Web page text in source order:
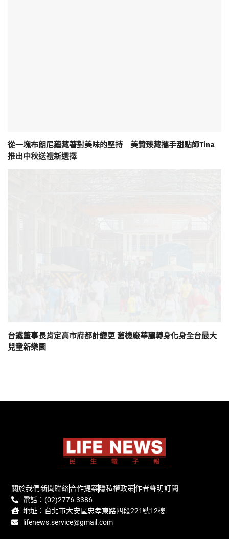
從一塊布朗尼蘊藏著對美味的堅持 美贊臻藏攜手甜點師Tina
推出中秋送禮新選擇
台鐵董事長肯定高市府都計變更 舊機廠華麗轉身化身全台最大
兒童新樂園
關於我們新聞聯絡合作提案隱私權政策作者聲明訂閱
電話：(02)2776-3386
地址：台北市大安區忠孝東路四段221號12樓
lifenews.service@gmail.com